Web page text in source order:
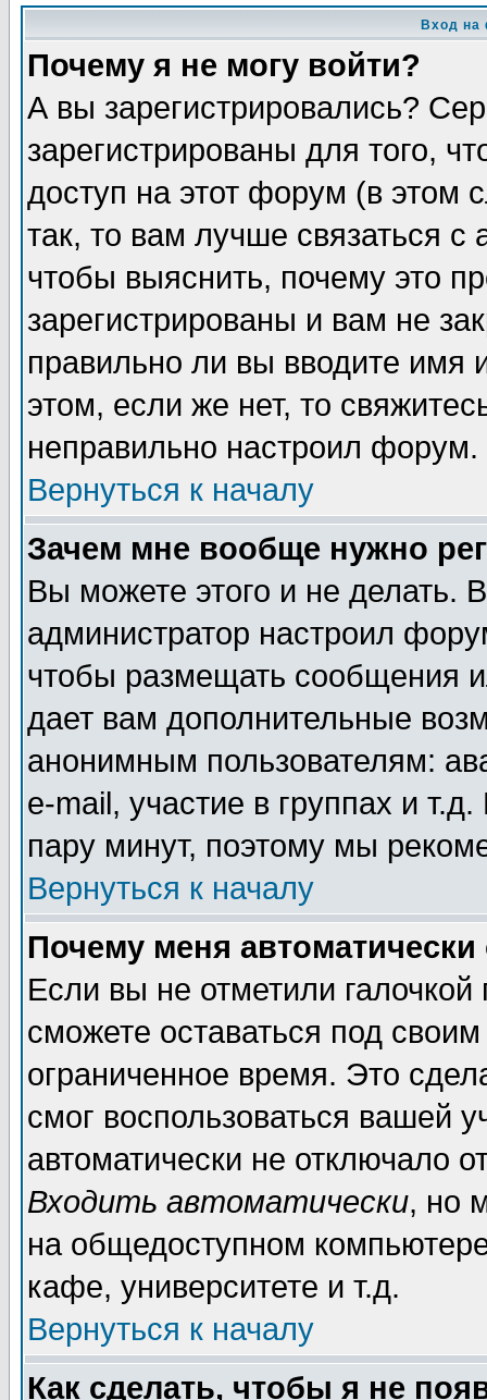
Вход на
Почему я не могу войти?
А вы зарегистрировались?
зарегистрированы для того,
доступ на этот форум (в этом
так, то вам лучше связаться
чтобы выяснить, почему это
зарегистрированы и вам не
правильно ли вы вводите
этом, если же нет, то
неправильно настроил форум.
Вернуться к началу
Зачем мне вообще нужно
Вы можете этого и не делать.
администратор настроил
чтобы размещать сообщения
дает вам дополнительные
анонимным пользователям:
e-mail, участие в группах и
пару минут, поэтому мы
Вернуться к началу
Почему меня автоматически
Если вы не отметили галочкой
сможете оставаться под
ограниченное время. Это
смог воспользоваться вашей
автоматически не отключало
Входить автоматически, но
на общедоступном
кафе, университете и т.д.
Вернуться к началу
Как сделать, чтобы я не